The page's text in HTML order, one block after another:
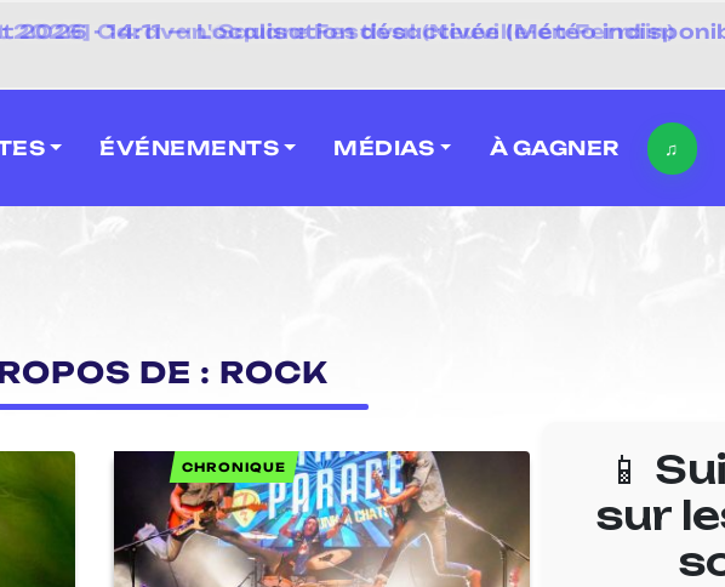
2026] Caravan' Square Festival (Neuville-en-Ferrain)
ÉVÉNEMENTS MÉDIAS À GAGNER ♫
DE : ROCK
CHRONIQUE
📱
sur